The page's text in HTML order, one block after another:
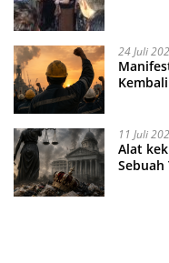
24 Juli
11 Juli
Alat